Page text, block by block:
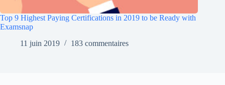
Top 9 Highest Paying Certifications in 2019 to be Ready with
Examsnap
11 juin 2019
183 commentaires